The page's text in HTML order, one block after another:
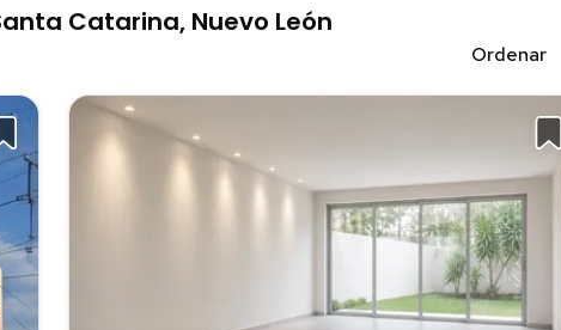
Catarina, Nuevo León
Ordenar